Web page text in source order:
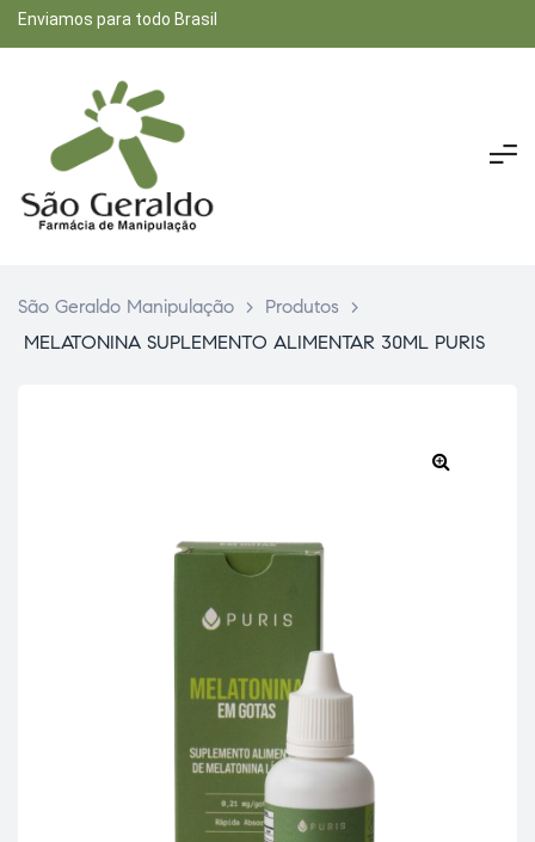
Enviamos para todo Brasil
São Geraldo Manipulação > Produtos
>
MELATONINA SUPLEMENTO ALIMENTAR 30ML PURIS